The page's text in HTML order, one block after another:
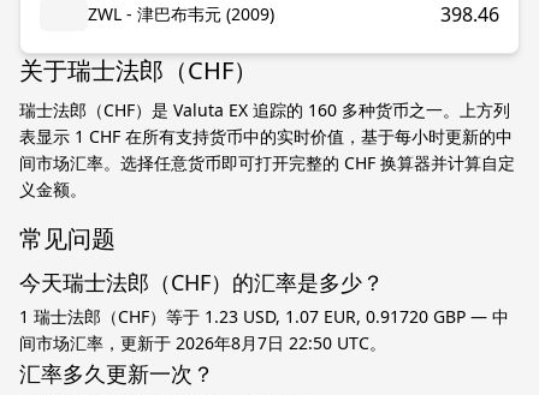
ZWL - 津巴布韦元 (2009) 398.46
关于瑞士法郎（CHF）
瑞士法郎（CHF）是 Valuta EX 追踪的 160 多种货币之一。上方列
表显示 1 CHF 在所有支持货币中的实时价值，基于每小时更新的中
间市场汇率。选择任意货币即可打开完整的 CHF 换算器并计算自定
义金额。
常见问题
今天瑞士法郎（CHF）的汇率是多少？
1 瑞士法郎（CHF）等于 1.23 USD, 1.07 EUR, 0.91720 GBP — 中
间市场汇率，更新于 2026年8月7日 22:50 UTC。
汇率多久更新一次？